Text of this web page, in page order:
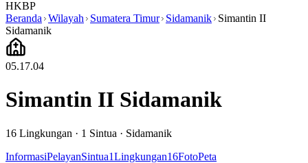
HKBP
Beranda Wilayah Sumatera Timur Sidamanik Simantin II
Sidamanik
05.17.04
Simantin II Sidamanik
16 Lingkungan · 1 Sintua · Sidamanik
InformasiPelayanSintua1Lingkungan16FotoPeta